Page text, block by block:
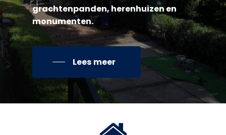
grachtenpanden,herenhuizenen
monumenten.
Lees meer